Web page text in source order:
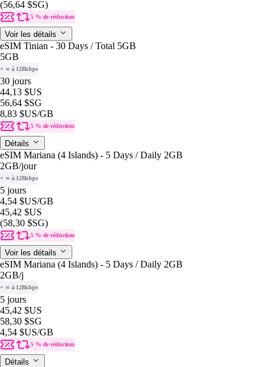
(56,64 $SG)
5 % de réduction
Voir les détails
eSIM Tinian - 30 Days / Total 5GB
5GB
+ ∞ à 128kbps
30 jours
44,13 $US
56,64 $SG
8,83 $US/GB
5 % de réduction
Détails
eSIM Mariana (4 Islands) - 5 Days / Daily 2GB
2GB/jour
+ ∞ à 128kbps
5 jours
4,54 $US/GB
45,42 $US
(58,30 $SG)
5 % de réduction
Voir les détails
eSIM Mariana (4 Islands) - 5 Days / Daily 2GB
2GB/j
+ ∞ à 128kbps
5 jours
45,42 $US
58,30 $SG
4,54 $US/GB
5 % de réduction
Détails